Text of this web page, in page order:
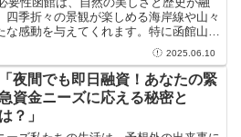
季折々の景観が楽しめる海岸線や山々
な感動を与えてくれます。特に函館山か
うに輝き、しばしば観光客や...2025.06.10
「夜間でも即日融資！あなたの緊
資金ニーズに応える秘密と
は？」